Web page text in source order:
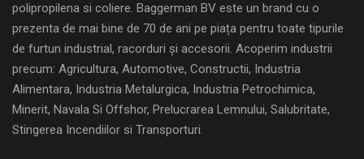
polipropilena si coliere. Baggerman BV este un brand cu o
prezenta de mai bine de 70 de ani pe piața pentru toate tipurile
de furtun industrial, racorduri și accesorii. Acoperim industrii
precum: Agricultura, Automotive, Constructii, Industria
Alimentara, Industria Metalurgica, Industria Petrochimica,
Minerit, Navala Si Offshor, Prelucrarea Lemnului, Salubritate,
Stingerea Incendiilor si Transporturi.